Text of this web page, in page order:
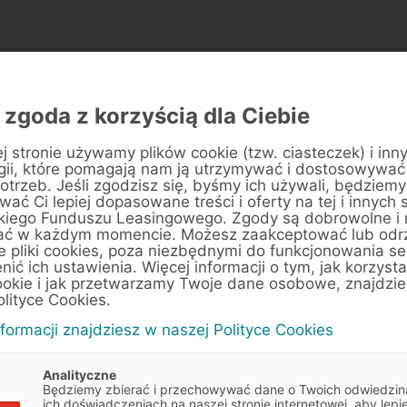
pytania o leasing
do obróbki metalu?
odpowiedzi na pytania, które klienci
najczęściej.
na obrabiarki do metalu mogą skorzystać również młode
z korzyścią dla Ciebie
stronie używamy plików cookie (tzw. ciasteczek) i
które pomagają nam ją utrzymywać i
Jeśli zgodzisz się, byśmy ich używali, będziemy
Ci lepiej dopasowane treści i oferty na tej i innych
Funduszu Leasingowego. Zgody są dobrowolne i
w każdym momencie. Możesz zaakceptować lub
pliki cookies, poza niezbędnymi do funkcjonowania
ich ustawienia. Więcej informacji o tym, jak
i jak przetwarzamy Twoje dane osobowe,
Cookies.
znajdziesz w naszej Polityce Cookies
Analityczne
Będziemy zbierać i przechowywać dane o Twoich
ich doświadczeniach na naszej stronie internetowej, aby